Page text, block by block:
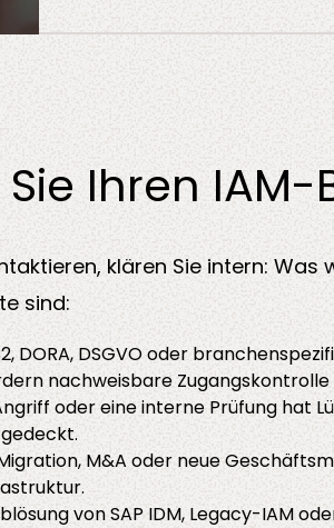
Sie Ihren
klären Sie intern: Was
sind:
DORA, DSGVO oder
nachweisbare
oder eine interne Prüfung hat
M&A oder neue
von SAP IDM, Legacy-IAM